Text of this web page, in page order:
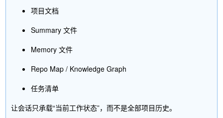
项目文档
Summary 文件
Memory 文件
Repo Map / Knowledge Graph
任务清单
让会话只承载“当前工作状态”，而不是全部项目历史。